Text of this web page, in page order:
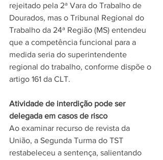
rejeitado pela 2ª Vara do Trabalho de
Dourados, mas o Tribunal Regional do
Trabalho da 24ª Região (MS) entendeu
que a competência funcional para a
medida seria do superintendente
regional do trabalho, conforme dispõe o
artigo 161 da CLT.
Atividade de interdição pode ser
delegada em casos de risco
Ao examinar recurso de revista da
União, a Segunda Turma do TST
restabeleceu a sentença, salientando